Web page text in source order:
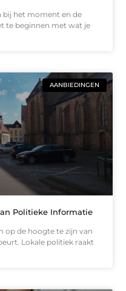
bij het moment en de
te beginnen met wat je
AANBIEDINGEN
Politieke Informatie
op de hoogte te zijn van
Lokale politiek raakt